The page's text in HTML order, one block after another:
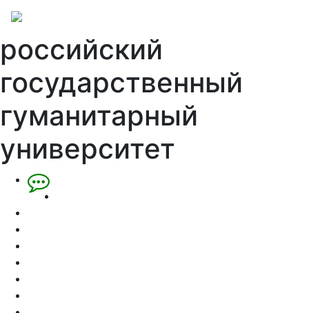
российский
государственный
гуманитарный
университет